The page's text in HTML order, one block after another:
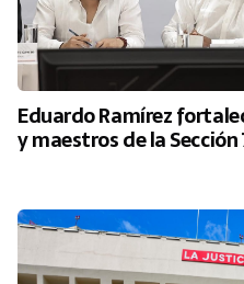
Eduardo Ramírez
y maestros de la Sección